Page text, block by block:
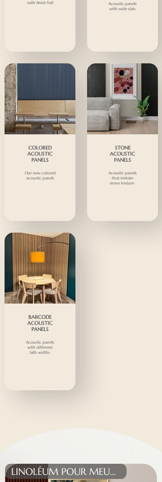
with finish foil
Acoustic panels
with wide slats
COLORED
ACOUSTIC
PANELS
Our new colored
acoustic panels
STONE
ACOUSTIC
PANELS
Acoustic panels
that imitate
stone texture
BARCODE
ACOUSTIC
PANELS
Acoustic panels
with different
lath widths
LINOLÉUM POUR MEUBLES